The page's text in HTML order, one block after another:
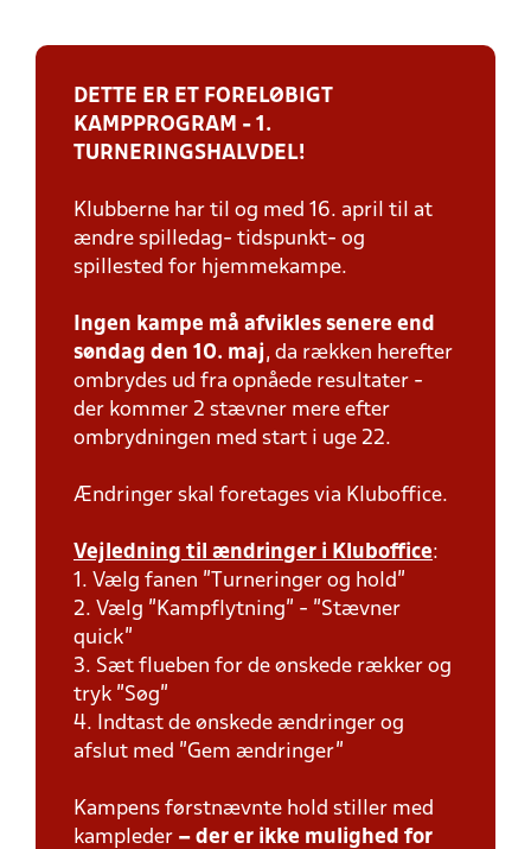
DETTE ER ET FORELØBIGT
KAMPPROGRAM - 1.
TURNERINGSHALVDEL!
Klubberne har til og med 16. april til at
ændre spilledag- tidspunkt- og
spillested for hjemmekampe.
Ingen kampe må afvikles senere end
søndag den 10. maj, da rækken herefter
ombrydes ud fra opnåede resultater -
der kommer 2 stævner mere efter
ombrydningen med start i uge 22.
Ændringer skal foretages via Kluboffice.
Vejledning til ændringer i Kluboffice:
1. Vælg fanen "Turneringer og hold"
2. Vælg "Kampflytning" - "Stævner
quick"
3. Sæt flueben for de ønskede rækker og
tryk "Søg"
4. Indtast de ønskede ændringer og
afslut med "Gem ændringer"
Kampens førstnævnte hold stiller med
kampleder – der er ikke mulighed for